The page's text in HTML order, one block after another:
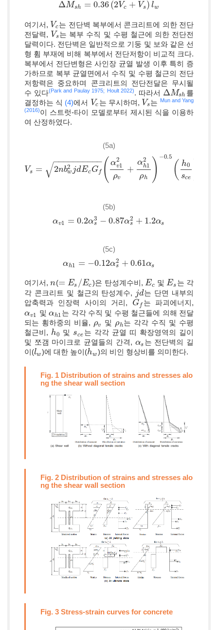
ΔMsh = 0.36(2Vc + Vs ) lw
ΔMsh= 0.36(2Vc +Vs)l w
여기서, Vc
Vc는 전단벽 복부에서 콘크리트에 의한 전단
전달력, Vs
Vs는 복부 수직 및 수평 철근에 의한 전단전
달력이다. 전단벽은 일반적으로 기둥 및 보와 같은 선
형 휨 부재에 비해 복부에서 전단저항이 비교적 크다.
복부에서 전단변형은 사인장 균열 발생 이후 특히 증
가하므로 복부 균열면에서 수직 및 수평 철근의 전단
저항력은 중요하며 콘크리트의 전단전달은 무시될
수 있다(Park and Paulay 1975; Hoult 2022). 따라서 ΔMsh
ΔMsh
를
결정하는 식 (4)에서 Vc
Vc는 무시하며, Vs
Vs는 Mun and Yang
(2016)이 스트럿-타이 모델로부터 제시된 식을 이용하
여 산정하였다.
(5a)
Vs = 2nb2
w jdEc G f
− −
−−−−−−−−
√ ( α2
v1
ρv
+
α2
h1
ρh ) −0.5
( h0
sce
Vs =2n b w 2jdEc Gf(αv12ρ v +αh1 ρh )−0.5 h ) 0.5
(5b)
αv1 = 0.2α3
s − 0.87α2
s + 1.2αs
αv1 =0.2αs3−0.87αs2+1.2 αs
(5c)
αh1 = −0.12α2
s + 0.61αs
αh1 =−0.12αs2+0.61αs
여기서,n
n (= Es /Ec
=E s/E c )은 탄성계수비, Ec
Ec 및 Es
Es 는 각
각 콘크리트 및 철근의 탄성계수, jd
jd 는 단면 내부의
압축력과 인장력 사이의 거리, Gf
Gf 는 파괴에너지,
αv1
αv1 및αh1
αh1 는 각각 수직 및 수평 철근들에 의해 전달
되는 횡하중의 비율, ρv
ρv 및 ρh
ρh는 각각 수직 및 수평
철근비, h0
h0 및 sce
sce는 각각 균열 띠 확장영역의 길이
및 쪼갬 마이크로 균열들의 간격, αs
αs는 전단벽의 길
이(lw
lw)에 대한 높이(hw
hw)의 비인 형상비를 의미한다.
Fig. 1 Distribution of strains and stresses alo
ng the shear wall section
Fig. 2 Distribution of strains and stresses alo
ng the shear wall section
Fig. 3 Stress-strain curves for concrete